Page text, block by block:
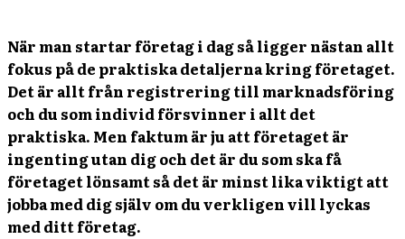
När man startar företag i dag så ligger nästan allt
fokus på de praktiska detaljerna kring företaget.
Det är allt från registrering till marknadsföring
och du som individ försvinner i allt det
praktiska. Men faktum är ju att företaget är
ingenting utan dig och det är du som ska få
företaget lönsamt så det är minst lika viktigt att
jobba med dig själv om du verkligen vill lyckas
med ditt företag.